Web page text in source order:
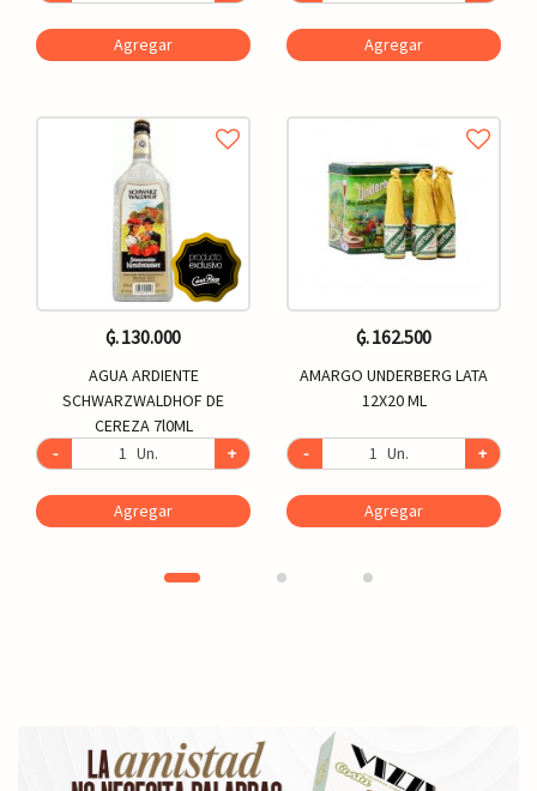
Agregar
₲. 130.000
AGUA ARDIENTE
SCHWARZWALDHOF DE
CEREZA 7l0ML
-
Un. +
Agregar
Agregar
₲. 162.500
AMARGO UNDERBERG LATA
12X20 ML
- Un. +
Agregar